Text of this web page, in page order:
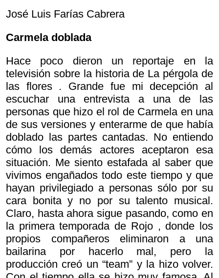
José Luis Farías Cabrera
Carmela doblada
Hace poco dieron un reportaje en la
televisión sobre la historia de La pérgola de
las flores . Grande fue mi decepción al
escuchar una entrevista a una de las
personas que hizo el rol de Carmela en una
de sus versiones y enterarme de que había
doblado las partes cantadas. No entiendo
cómo los demás actores aceptaron esa
situación. Me siento estafada al saber que
vivimos engañados todo este tiempo y que
hayan privilegiado a personas sólo por su
cara bonita y no por su talento musical.
Claro, hasta ahora sigue pasando, como en
la primera temporada de Rojo , donde los
propios compañeros eliminaron a una
bailarina por hacerlo mal, pero la
producción creó un “team” y la hizo volver.